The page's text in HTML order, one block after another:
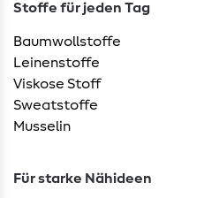
Stoffe für jeden Tag
Baumwollstoffe
Leinenstoffe
Viskose Stoff
Sweatstoffe
Musselin
Für starke Nähideen